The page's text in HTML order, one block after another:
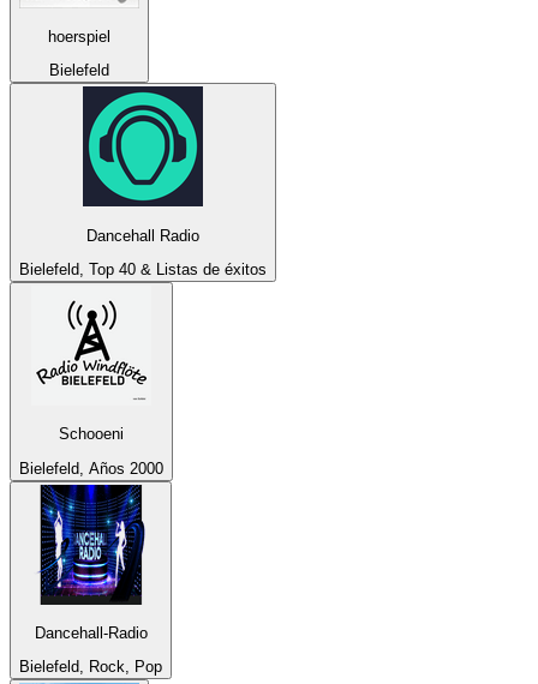
hoerspiel
Bielefeld
Dancehall Radio
Bielefeld, Top 40 & Listas de éxitos
Schooeni
Bielefeld, Años 2000
Dancehall-Radio
Bielefeld, Rock, Pop